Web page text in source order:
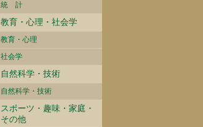
統 計
教育・心理・社会学
教育・心理
社会学
自然科学・技術
自然科学・技術
スポーツ・趣味・家庭・
その他